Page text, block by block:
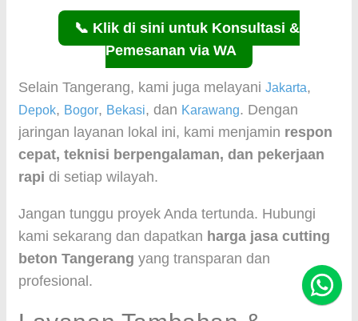
📞 Klik di sini untuk Konsultasi &
Pemesanan via WA
Selain Tangerang, kami juga melayani Jakarta,
Depok, Bogor, Bekasi, dan Karawang. Dengan
jaringan layanan lokal ini, kami menjamin respon
cepat, teknisi berpengalaman, dan pekerjaan
rapi di setiap wilayah.
Jangan tunggu proyek Anda tertunda. Hubungi
kami sekarang dan dapatkan harga jasa cutting
beton Tangerang yang transparan dan
profesional.